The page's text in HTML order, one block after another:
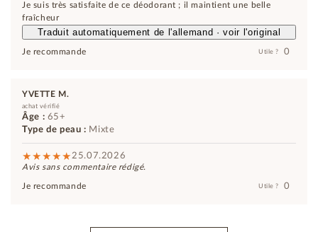
Je suis très satisfaite de ce déodorant ; il maintient une belle
fraîcheur
Traduit automatiquement de l'allemand · voir l'original
Je recommande Utile ? 0
YVETTE M.
achat vérifié
Âge : 65+
Type de peau : Mixte
25.07.2026
Avis sans commentaire rédigé.
Je recommande Utile ? 0